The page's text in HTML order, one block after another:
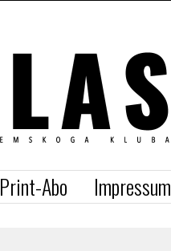
Print-Abo Impressum